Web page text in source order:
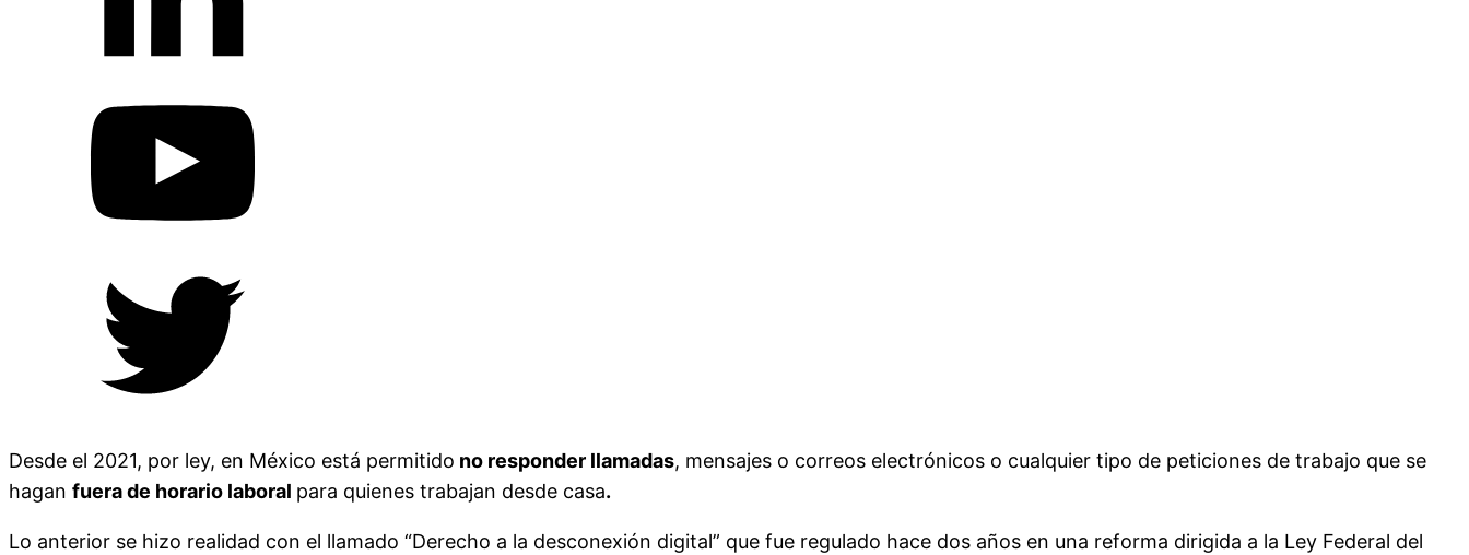
Desde el 2021, por ley, en México está permitido no responder llamadas, mensajes o correos electrónicos o cualquier tipo de peticiones de trabajo que se
hagan fuera de horario laboral para quienes trabajan desde casa.
Lo anterior se hizo realidad con el llamado “Derecho a la desconexión digital” que fue regulado hace dos años en una reforma dirigida a la Ley Federal del